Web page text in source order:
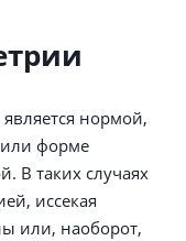
нормой,
или форме
В таких случаях
иссекая
или, наоборот,